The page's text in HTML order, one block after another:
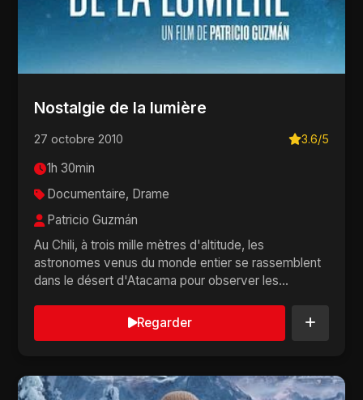
Nostalgie de la lumière
27 octobre 2010 3.6/5
1h 30min
Documentaire, Drame
Patricio Guzmán
Au Chili, à trois mille mètres d'altitude, les
astronomes venus du monde entier se rassemblent
dans le désert d'Atacama pour observer les
Regarder